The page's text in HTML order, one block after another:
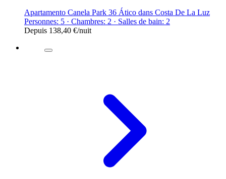
Apartamento Canela Park 36 Ático dans Costa De La Luz
Personnes: 5 · Chambres: 2 · Salles de bain: 2
Depuis 138,40 €/nuit